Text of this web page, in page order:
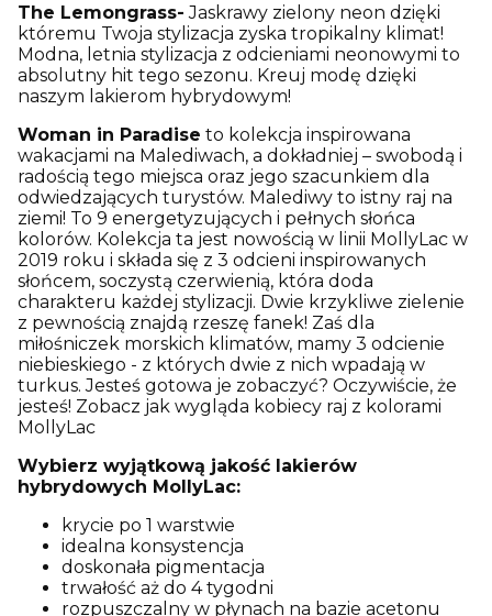
The Lemongrass- Jaskrawy zielony neon dzięki
któremu Twoja stylizacja zyska tropikalny klimat!
Modna, letnia stylizacja z odcieniami neonowymi to
absolutny hit tego sezonu. Kreuj modę dzięki
naszym lakierom hybrydowym!
Woman in Paradise to kolekcja inspirowana
wakacjami na Malediwach, a dokładniej – swobodą i
radością tego miejsca oraz jego szacunkiem dla
odwiedzających turystów. Malediwy to istny raj na
ziemi! To 9 energetyzujących i pełnych słońca
kolorów. Kolekcja ta jest nowością w linii MollyLac w
2019 roku i składa się z 3 odcieni inspirowanych
słońcem, soczystą czerwienią, która doda
charakteru każdej stylizacji. Dwie krzykliwe zielenie
z pewnością znajdą rzeszę fanek! Zaś dla
miłośniczek morskich klimatów, mamy 3 odcienie
niebieskiego - z których dwie z nich wpadają w
turkus. Jesteś gotowa je zobaczyć? Oczywiście, że
jesteś! Zobacz jak wygląda kobiecy raj z kolorami
MollyLac
Wybierz wyjątkową jakość lakierów
hybrydowych MollyLac:
krycie po 1 warstwie
idealna konsystencja
doskonała pigmentacja
trwałość aż do 4 tygodni
rozpuszczalny w płynach na bazie acetonu